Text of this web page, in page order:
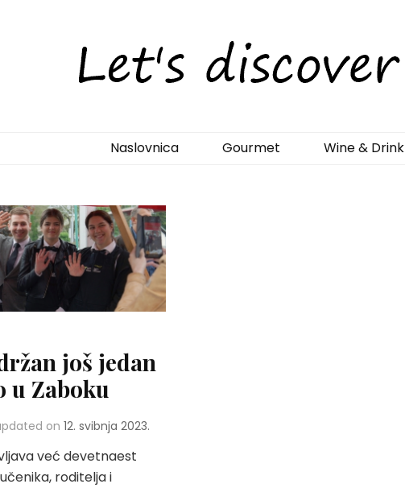
Naslovnica Gourmet Wine & Drink
još jedan
u Zaboku
on 12. svibnja 2023.
već devetnaest
roditelja i